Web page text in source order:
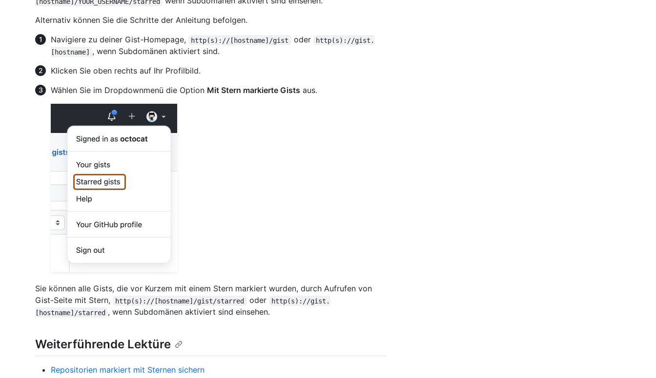
Alternativ können Sie die Schritte der Anleitung befolgen.
Navigiere zu deiner Gist-Homepage,
http(s)://[hostname]/gist oder
http(s)://gist.
[hostname] , wenn Subdomänen aktiviert sind.
Klicken Sie oben rechts auf Ihr Profilbild.
Wählen Sie im Dropdownmenü die Option Mit Stern markierte Gists aus.
Sie können alle Gists, die vor Kurzem mit einem Stern markiert wurden, durch Aufrufen von
Gist-Seite mit Stern,
http(s)://[hostname]/gist/starred oder
http(s)://gist.
[hostname]/starred , wenn Subdomänen aktiviert sind einsehen.
Weiterführende Lektüre
Repositorien markiert mit Sternen sichern